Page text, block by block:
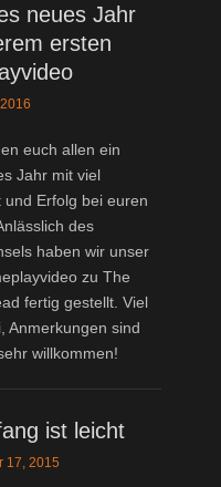
neues Jahr
ersten
euch allen ein
Jahr mit viel
und Erfolg bei euren
des
haben wir unser
zu The
fertig gestellt. Viel
Anmerkungen sind
willkommen!
ist leicht
17, 2015